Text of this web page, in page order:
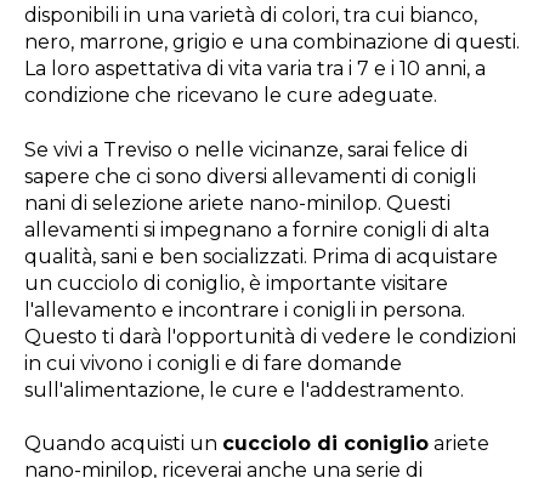
disponibili in una varietà di colori, tra cui bianco,
nero, marrone, grigio e una combinazione di questi.
La loro aspettativa di vita varia tra i 7 e i 10 anni, a
condizione che ricevano le cure adeguate.
Se vivi a Treviso o nelle vicinanze, sarai felice di
sapere che ci sono diversi allevamenti di conigli
nani di selezione ariete nano-minilop. Questi
allevamenti si impegnano a fornire conigli di alta
qualità, sani e ben socializzati. Prima di acquistare
un cucciolo di coniglio, è importante visitare
l'allevamento e incontrare i conigli in persona.
Questo ti darà l'opportunità di vedere le condizioni
in cui vivono i conigli e di fare domande
sull'alimentazione, le cure e l'addestramento.
Quando acquisti un cucciolo di coniglio ariete
nano-minilop, riceverai anche una serie di